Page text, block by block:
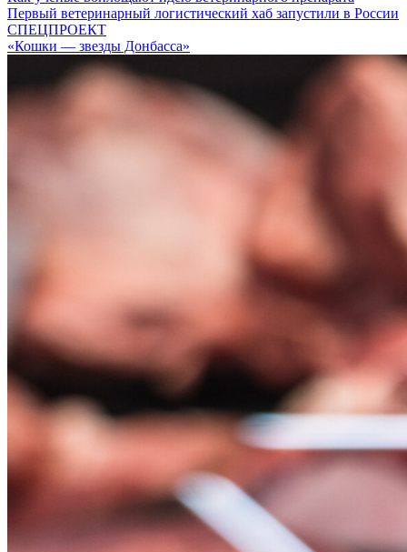
Первый ветеринарный логистический хаб запустили в России
СПЕЦПРОЕКТ
«Кошки — звезды Донбасса»